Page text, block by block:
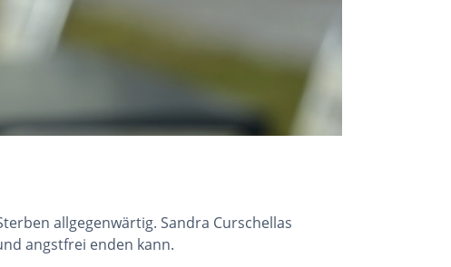
allgegenwärtig. Sandra Curschellas
angstfrei enden kann.